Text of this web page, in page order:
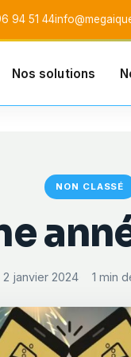
94 51 44
Nos solutions
NON CLASSÉ
2 janvier 2024 1 min